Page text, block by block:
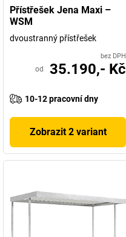
Přístřešek Jena Maxi –
WSM
dvoustranný přístřešek
bez DPH
od 35.190,- Kč
10-12 pracovní dny
Zobrazit 2 variant